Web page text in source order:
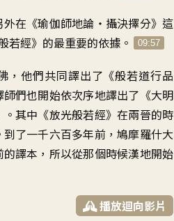
外在《瑜伽師地論‧攝決擇分》這
若經》的最重要的依據。
09:57
，他們共同譯出了《般若道行品
們也開始依次序地譯出了《大明
其中《放光般若經》在兩晉的時
了一千六百多年前，鳩摩羅什大
譯本，所以從那個時候漢地開始
播放迴向影片